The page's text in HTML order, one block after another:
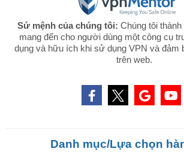
Sứ mệnh của chúng tôi: Chúng tôi
mang đến cho người dùng một công cụ
dụng và hữu ích khi sử dụng VPN và đảm
trên web.
Danh mục/Lựa chọn